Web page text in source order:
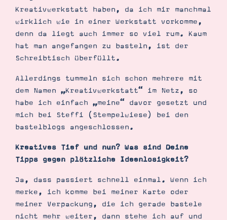
Kreativwerkstatt haben, da ich mir manchmal
wirklich wie in einer Werkstatt vorkomme,
denn da liegt auch immer so viel rum. Kaum
hat man angefangen zu basteln, ist der
Schreibtisch überfüllt.
Allerdings tummeln sich schon mehrere mit
dem Namen „Kreativwerkstatt“ im Netz, so
habe ich einfach „meine“ davor gesetzt und
mich bei Steffi (Stempelwiese) bei den
bastelblogs angeschlossen.
Kreatives Tief und nun? Was sind Deine
Tipps gegen plötzliche Ideenlosigkeit?
Ja, dass passiert schnell einmal. Wenn ich
merke, ich komme bei meiner Karte oder
meiner Verpackung, die ich gerade bastele
nicht mehr weiter, dann stehe ich auf und